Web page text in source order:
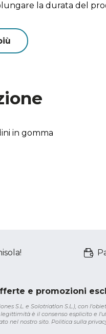
la durata del
in gomma
e promozioni
S.L. e Solotriatlon S.L.), con
è il consenso esplicito e
nel nostro sito. Politica sulla